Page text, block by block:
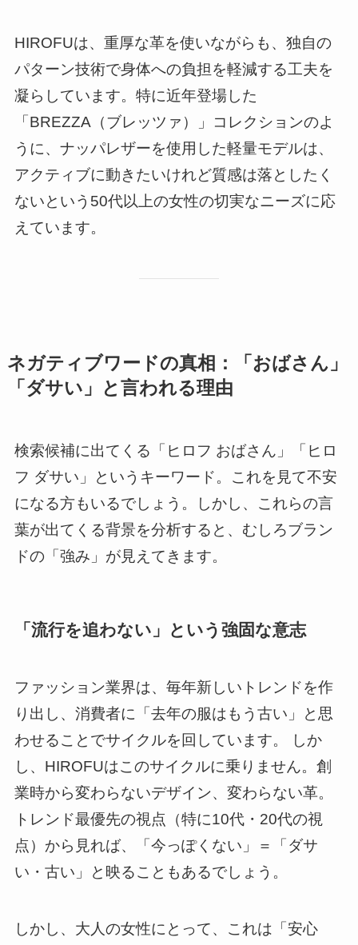
HIROFUは、重厚な革を使いながらも、独自の
パターン技術で身体への負担を軽減する工夫を
凝らしています。特に近年登場した
「BREZZA（ブレッツァ）」コレクションのよ
うに、ナッパレザーを使用した軽量モデルは、
アクティブに動きたいけれど質感は落としたく
ないという50代以上の女性の切実なニーズに応
えています。
ネガティブワードの真相：「おばさん」
「ダサい」と言われる理由
検索候補に出てくる「ヒロフ おばさん」「ヒロ
フ ダサい」というキーワード。これを見て不安
になる方もいるでしょう。しかし、これらの言
葉が出てくる背景を分析すると、むしろブラン
ドの「強み」が見えてきます。
「流行を追わない」という強固な意志
ファッション業界は、毎年新しいトレンドを作
り出し、消費者に「去年の服はもう古い」と思
わせることでサイクルを回しています。 しか
し、HIROFUはこのサイクルに乗りません。創
業時から変わらないデザイン、変わらない革。
トレンド最優先の視点（特に10代・20代の視
点）から見れば、「今っぽくない」＝「ダサ
い・古い」と映ることもあるでしょう。
しかし、大人の女性にとって、これは「安心